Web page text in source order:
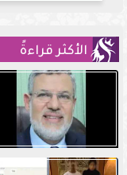
الأكثر قراءةً